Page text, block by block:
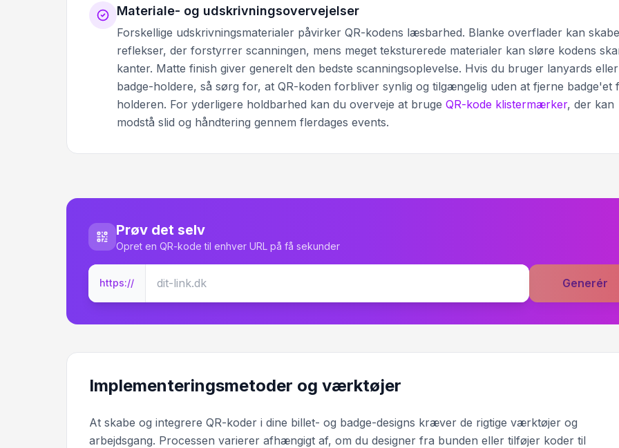
Materiale- og udskrivningsovervejelser
Forskellige udskrivningsmaterialer påvirker QR-kodens læsbarhed. Blanke overflader kan skabe
reflekser, der forstyrrer scanningen, mens meget teksturerede materialer kan sløre kodens
kanter. Matte finish giver generelt den bedste scanningsoplevelse. Hvis du bruger lanyards eller
badge-holdere, så sørg for, at QR-koden forbliver synlig og tilgængelig uden at fjerne badge'et
holderen. For yderligere holdbarhed kan du overveje at bruge QR-kode klistermærker, der kan
modstå slid og håndtering gennem flerdages events.
Prøv det selv
Opret en QR-kode til enhver URL på få sekunder
https:// Generér
Implementeringsmetoder og værktøjer
At skabe og integrere QR-koder i dine billet- og badge-designs kræver de rigtige værktøjer og
arbejdsgang. Processen varierer afhængigt af, om du designer fra bunden eller tilføjer koder til